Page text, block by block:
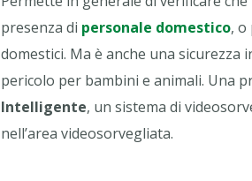
presenza di personale domestico, o
domestici. Ma è anche una sicurezza
pericolo per bambini e animali. Una
Intelligente, un sistema di
nell’area videosorvegliata.